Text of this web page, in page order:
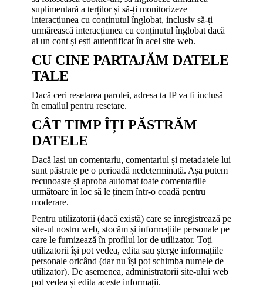
suplimentară a terților și să-ți monitorizeze
interacțiunea cu conținutul înglobat, inclusiv să-ți
urmărească interacțiunea cu conținutul înglobat dacă
ai un cont și ești autentificat în acel site web.
CU CINE PARTAJĂM DATELE
TALE
Dacă ceri resetarea parolei, adresa ta IP va fi inclusă
în emailul pentru resetare.
CÂT TIMP ÎȚI PĂSTRĂM
DATELE
Dacă lași un comentariu, comentariul și metadatele lui
sunt păstrate pe o perioadă nedeterminată. Așa putem
recunoaște și aproba automat toate comentariile
următoare în loc să le ținem într-o coadă pentru
moderare.
Pentru utilizatorii (dacă există) care se înregistrează pe
site-ul nostru web, stocăm și informațiile personale pe
care le furnizează în profilul lor de utilizator. Toți
utilizatorii își pot vedea, edita sau șterge informațiile
personale oricând (dar nu își pot schimba numele de
utilizator). De asemenea, administratorii site-ului web
pot vedea și edita aceste informații.